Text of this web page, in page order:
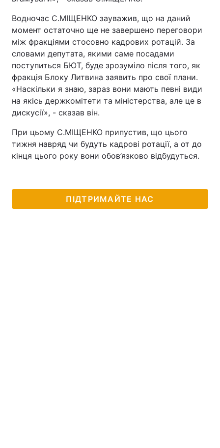
Водночас С.МІЩЕНКО зауважив, що на даний
момент остаточно ще не завершено переговори
між фракціями стосовно кадрових ротацій. За
словами депутата, якими саме посадами
поступиться БЮТ, буде зрозуміло після того, як
фракція Блоку Литвина заявить про свої плани.
«Наскільки я знаю, зараз вони мають певні види
на якісь держкомітети та міністерства, але це в
дискусії», - сказав він.
При цьому С.МІЩЕНКО припустив, що цього
тижня навряд чи будуть кадрові ротації, а от до
кінця цього року вони обов’язково відбудуться.
ПІДТРИМАЙТЕ НАС